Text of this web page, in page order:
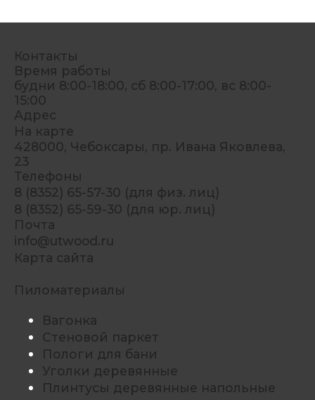
Контакты
Время работы
будни 8:00-18:00, сб 8:00-17:00, вс 8:00-
15:00
Адрес
На карте
428000, Чебоксары, пр. Ивана Яковлева,
23
Телефоны
8 (8352) 65-57-30 (для физ. лиц)
8 (8352) 65-59-30 (для юр. лиц)
Почта
info@utwood.ru
Карта сайта
Пиломатериалы
Вагонка
Стеновой паркет
Пологи для бани
Уголки деревянные
Плинтусы деревянные напольные